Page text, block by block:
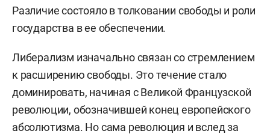
Различие состояло в толковании свободы и роли
государства в ее обеспечении.
Либерализм изначально связан со стремлением
к расширению свободы. Это течение стало
доминировать, начиная с Великой Французской
революции, обозначившей конец европейского
абсолютизма. Но сама революция и вслед за